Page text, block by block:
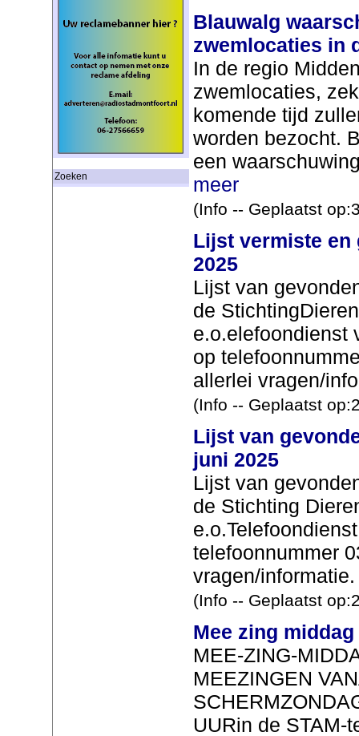
Zoeken
Blauwalg
zwemlocaties in
In de regio
zwemlocaties,
komende tijd
worden bezocht.
een
meer
(Info -- Geplaatst
Lijst vermiste en
2025
Lijst van
de
e.o.elefoondienst
op
allerlei vragen/
(Info -- Geplaatst
Lijst van
juni 2025
Lijst van
de Stichting
telefoonnummer
vragen/
(Info -- Geplaatst
Mee zing
MEE-ZING-
MEEZINGEN
UURin de STAM-